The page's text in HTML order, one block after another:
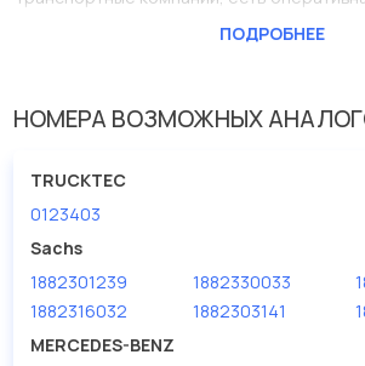
У данной детали есть аналоги с
компании Евродеталь представлены в
Мы продаем сертифицированные колодки
Производитель
ПОДРОБНЕЕ
НОМЕРА ВОЗМОЖНЫХ
TRUCKTEC
0123403
Sachs
1882301239
1882330033
1882316032
1882303141
MERCEDES-BENZ